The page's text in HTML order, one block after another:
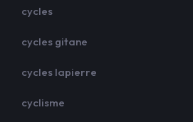
cycles
cycles gitane
cycles lapierre
cyclisme